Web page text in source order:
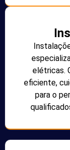
elétricas.
eficiente,
para o